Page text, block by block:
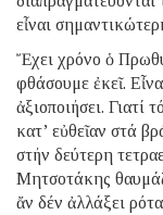
εἶναι
Ἔχει χρόνο ὁ
φθάσουμε ἐκεῖ.
ἀξιοποιήσει. Γιατί
κατ’ εὐθεῖαν στά
στήν δεύτερη
Μητσοτάκης
ἄν δέν ἀλλάξει